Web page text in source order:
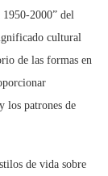
2000” del
cultural
de las formas en
los patrones de
de vida sobre